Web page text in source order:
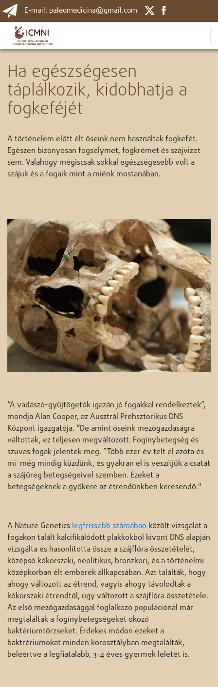
E-mail: paleomedicina@gmail.com
Ha egészségesen
táplálkozik, kidobhatja a
fogkeféjét
A történelem előtt élt őseink nem használtak fogkefét.
Egészen bizonyosan fogselymet, fogkrémet és szájvizet
sem. Valahogy mégiscsak sokkal egészségesebb volt a
szájuk és a fogaik mint a miénk mostanában.
“A vadászó-gyűjtögetők igazán jó fogakkal rendelkeztek”,
mondja Alan Cooper, az Ausztrál Prehsztorikus DNS
Központ igazgatója. “De amint őseink mezőgazdaságra
váltottak, ez teljesen megváltozott. Fogínybetegség és
szuvas fogak jelentek meg. ”Több ezer év telt el azóta és
mi még mindig küzdünk, és gyakran el is veszítjük a csatát
a szájüreg betegségeivel szemben. Ezeket a
betegségeknek a gyökere az étrendünkben keresendő."
A Nature Genetics legfrissebb számában közölt vizsgálat a
fogakon talált kalcifikálódott plakkokból kivont DNS alapján
vizsgálta és hasonlította össze a szájflóra összetételét,
középső kőkorszaki, neolitikus, bronzkori, és a történelmi
középkorban élt emberek állkapcsában. Azt találták, hogy
ahogy változott az étrend, vagyis ahogy távolodtak a
kőkorszaki étrendtől, úgy változott a szájflóra összetétele.
Az első mezőgazdasággal foglalkozó populációnál már
megtalálták a fogínybetegségeket okozó
baktériumtörzseket. Érdekes módon ezeket a
baktrériumokat minden korosztályban megtalálták,
beleértve a legfiatalabb, 3-4 éves gyermek leletét is.